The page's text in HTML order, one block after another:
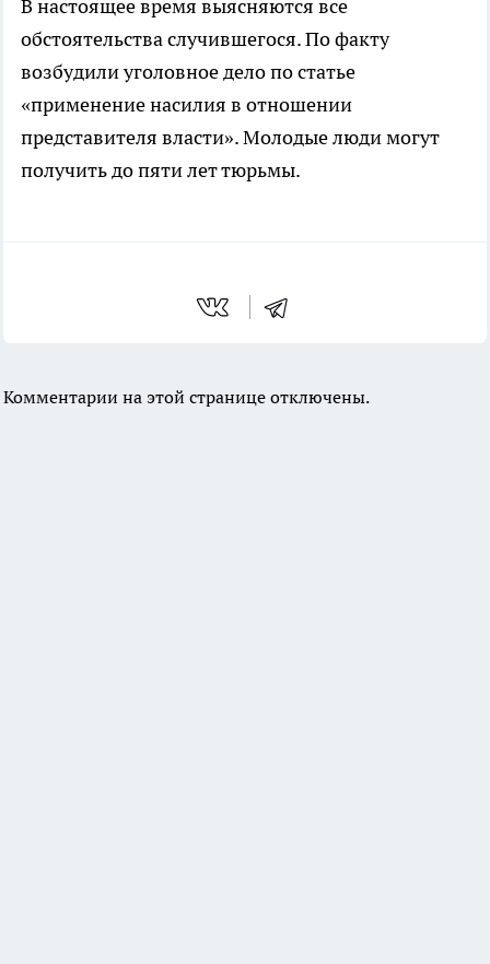
В настоящее время выясняются все
обстоятельства случившегося. По факту
возбудили уголовное дело по статье
«применение насилия в отношении
представителя власти». Молодые люди могут
получить до пяти лет тюрьмы.
Комментарии на этой странице отключены.